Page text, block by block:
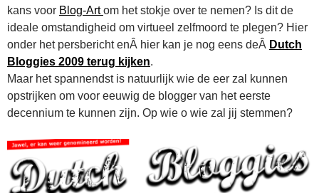
kans voor Blog-Artom het stokje over te nemen? Is dit de
ideale omstandigheid om virtueel zelfmoord te plegen? Hier
onder het persbericht enÂ hier kan je nog eens deÂ Dutch
Bloggies 2009 terug kijken.
Maar het spannendst is natuurlijk wie de eer zal kunnen
opstrijken om voor eeuwig de blogger van het eerste
decennium te kunnen zijn. Op wie o wie zal jij stemmen?